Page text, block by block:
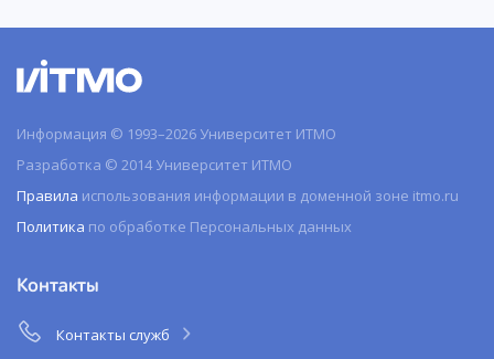
Информация © 1993–2026 Университет ИТМО
Разработка © 2014 Университет ИТМО
Правила использования информации в доменной зоне itmo.ru
Политика по обработке Персональных данных
Контакты
Контакты служб